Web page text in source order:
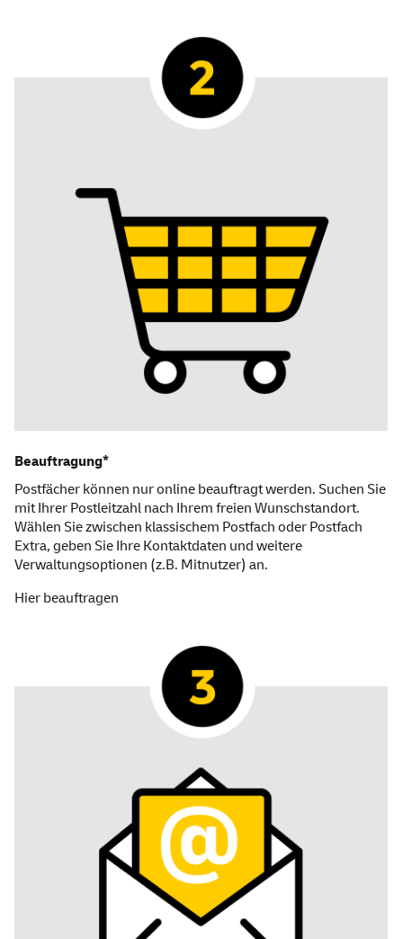
Beauftragung*
Postfächer können nuronline beauftragt werden. Suchen Sie
mit Ihrer Postleitzahl nach Ihrem freien Wunschstandort.
Wählen Sie zwischen klassischem Postfach oder Postfach
Extra, geben Sie Ihre Kontaktdaten und weitere
Verwaltungsoptionen (z.B. Mitnutzer) an.
Hier beauftragen